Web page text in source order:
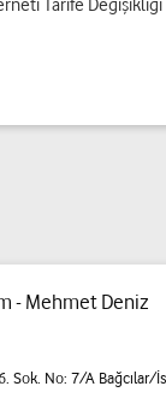
Tarife Değişikliği
- Mehmet Deniz
Sok. No: 7/A Bağcılar/